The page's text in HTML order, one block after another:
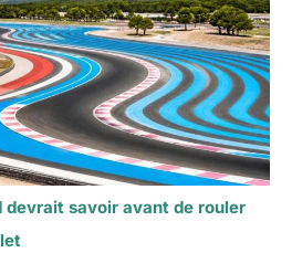
devrait savoir avant de rouler